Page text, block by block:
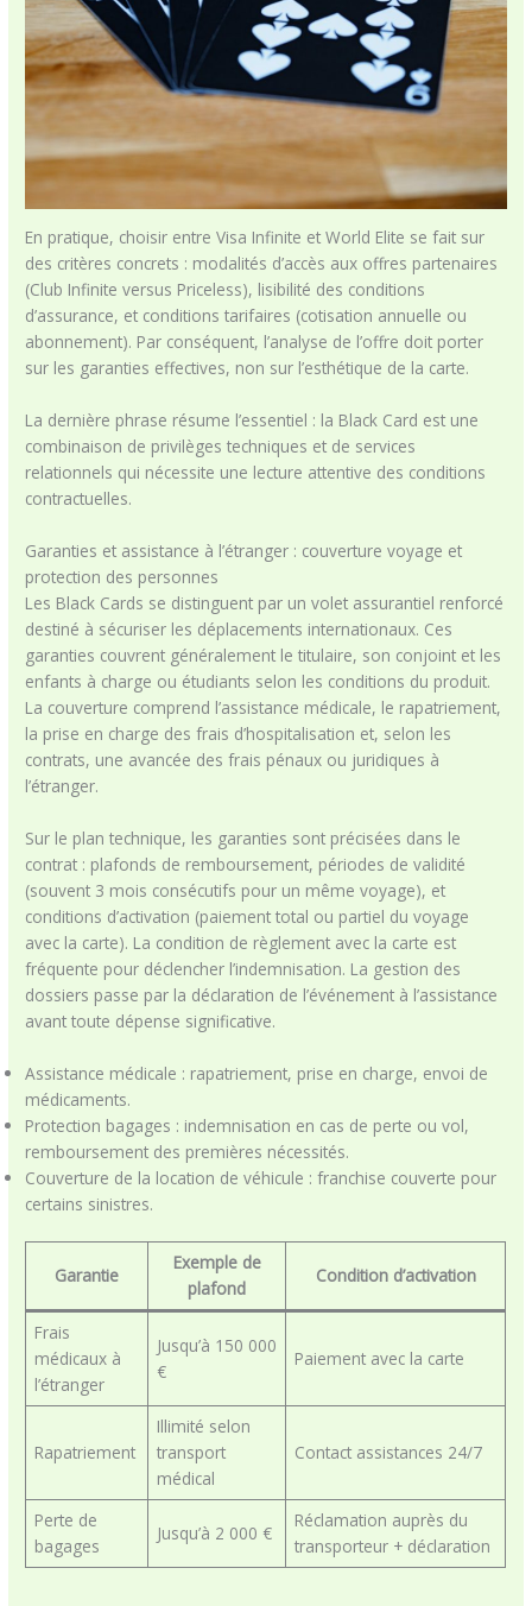
En pratique, choisir entre Visa Infinite et World Elite se fait sur
des critères concrets : modalités d’accès aux offres partenaires
(Club Infinite versus Priceless), lisibilité des conditions
d’assurance, et conditions tarifaires (cotisation annuelle ou
abonnement). Par conséquent, l’analyse de l’offre doit porter
sur les garanties effectives, non sur l’esthétique de la carte.
La dernière phrase résume l’essentiel : la Black Card est une
combinaison de privilèges techniques et de services
relationnels qui nécessite une lecture attentive des conditions
contractuelles.
Garanties et assistance à l’étranger : couverture voyage et
protection des personnes
Les Black Cards se distinguent par un volet assurantiel renforcé
destiné à sécuriser les déplacements internationaux. Ces
garanties couvrent généralement le titulaire, son conjoint et les
enfants à charge ou étudiants selon les conditions du produit.
La couverture comprend l’assistance médicale, le rapatriement,
la prise en charge des frais d’hospitalisation et, selon les
contrats, une avancée des frais pénaux ou juridiques à
l’étranger.
Sur le plan technique, les garanties sont précisées dans le
contrat : plafonds de remboursement, périodes de validité
(souvent 3 mois consécutifs pour un même voyage), et
conditions d’activation (paiement total ou partiel du voyage
avec la carte). La condition de règlement avec la carte est
fréquente pour déclencher l’indemnisation. La gestion des
dossiers passe par la déclaration de l’événement à l’assistance
avant toute dépense significative.
Assistance médicale : rapatriement, prise en charge, envoi de
médicaments.
Protection bagages : indemnisation en cas de perte ou vol,
remboursement des premières nécessités.
Couverture de la location de véhicule : franchise couverte pour
certains sinistres.
Garantie
Exemple de
plafond
Condition d’activation
Frais
médicaux à
l’étranger
Jusqu’à 150 000
€
Paiement avec la carte
Rapatriement
Illimité selon
transport
médical
Contact assistances 24/7
Perte de
bagages
Jusqu’à 2 000 €
Réclamation auprès du
transporteur + déclaration